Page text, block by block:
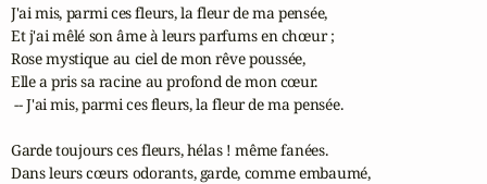
J'ai mis, parmi ces fleurs, la fleur de ma pensée,
Et j'ai mêlé son âme à leurs parfums en chœur ;
Rose mystique au ciel de mon rêve poussée,
Elle a pris sa racine au profond de mon cœur.
-- J'ai mis, parmi ces fleurs, la fleur de ma pensée.
Garde toujours ces fleurs, hélas ! même fanées.
Dans leurs cœurs odorants, garde, comme embaumé,